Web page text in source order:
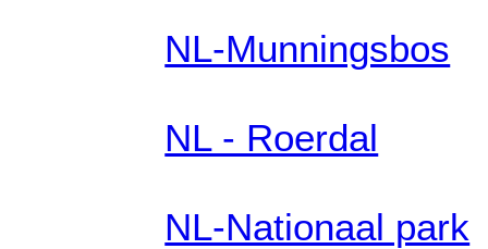
NL-Munningsbos
NL - Roerdal
NL-Nationaal park